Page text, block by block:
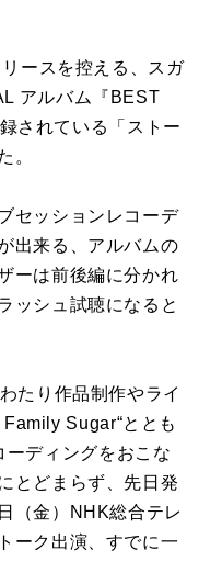
ースを控える、スガ
アルバム『BEST
されている「ストー
。
セッションレコーデ
出来る、アルバムの
ーは前後編に分かれ
ッシュ試聴になると
たり作品制作やライ
Sugar“ととも
ディングをおこな
とどまらず、先日発
（金）NHK総合テレ
ーク出演、すでに一